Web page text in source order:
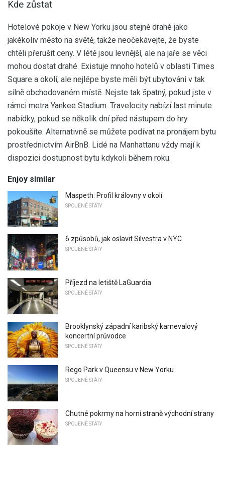
Kde zůstat
Hotelové pokoje v New Yorku jsou stejně drahé jako
jakékoliv město na světě, takže neočekávejte, že byste
chtěli přerušit ceny. V létě jsou levnější, ale na jaře se věci
mohou dostat drahé. Existuje mnoho hotelů v oblasti Times
Square a okolí, ale nejlépe byste měli být ubytováni v tak
silně obchodovaném místě. Nejste tak špatný, pokud jste v
rámci metra Yankee Stadium. Travelocity nabízí last minute
nabídky, pokud se několik dní před nástupem do hry
pokoušíte. Alternativně se můžete podívat na pronájem bytu
prostřednictvím AirBnB. Lidé na Manhattanu vždy mají k
dispozici dostupnost bytu kdykoli během roku.
Enjoy similar
Maspeth: Profil královny v okolí
SPOJENÉ STÁTY
6 způsobů, jak oslavit Silvestra v NYC
SPOJENÉ STÁTY
Příjezd na letiště LaGuardia
SPOJENÉ STÁTY
Brooklynský západní karibský karnevalový
koncertní průvodce
SPOJENÉ STÁTY
Rego Park v Queensu v New Yorku
SPOJENÉ STÁTY
Chutné pokrmy na horní straně východní strany
SPOJENÉ STÁTY